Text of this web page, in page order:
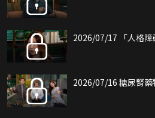
2026/07/17 「人格障
2026/07/16 糖尿腎藥